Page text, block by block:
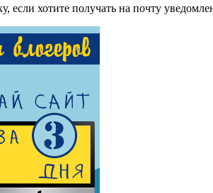
если хотите получать на почту